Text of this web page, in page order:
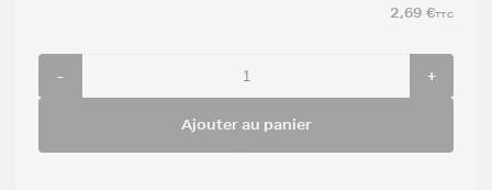
2,69 €TTC
- +
Ajouter au panier